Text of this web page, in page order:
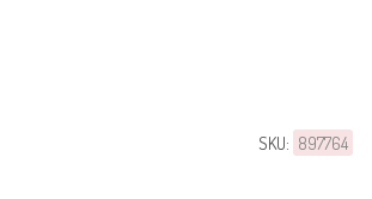
SKU: 897764